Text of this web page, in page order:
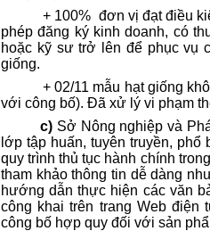
+ 100% đơn vịđạt điều
phép đăng ký kinh doanh, có
hoặc kỹ sư trở lên để phục vụ
giống.
+ 02/11 mẫu hạt giống
với công bố). Đã xử lý vi phạm
c) Sở Nông nghiệp và P
lớp tập huấn, tuyên truyền,
quy trình thủ tục hành chính
tham khảo thông tin dễ dàng
hướng dẫn thực hiện các văn
công khai trên trang Web điện
công bố hợp quy đối với sản